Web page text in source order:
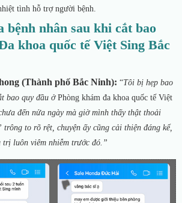
tình hỗ trợ người bệnh.
bệnh nhân sau khi cắt bao
khoa quốc tế Việt Sing Bắc
(Thành phố Bắc Ninh): “Tôi bị hẹp bao
bao quy đầu ởPhòng khám đa khoa quốc tế Việt
đến nửa ngày mà giờ mình thấy thật thoải
trông to rõ rệt, chuyện ấy cũng cải thiện đáng kể,
trị luôn viêm nhiễm trước đó.”